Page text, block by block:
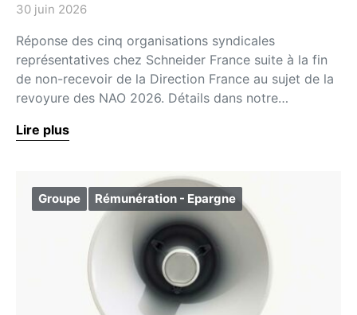
30 juin 2026
Réponse des cinq organisations syndicales
représentatives chez Schneider France suite à la fin
de non-recevoir de la Direction France au sujet de la
revoyure des NAO 2026. Détails dans notre…
Lire plus
Groupe Rémunération - Epargne